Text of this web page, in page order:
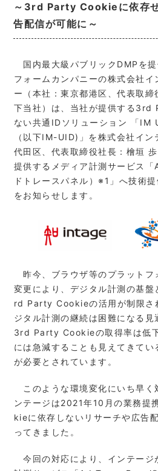
～3rd Party Cookieに依存
告配信が可能に～
国内最大級パブリックDMPを提
フォームカンパニーの株式会社イ
ー（本社：東京都港区、代表取締
下当社）は、当社が提供する
ない共通IDソリューション 「
（以下IM-UID)」を株式会社イ
代田区、代表取締役社長：檜垣
提供するメディア計測サービス
ドトレースパネル）※1」へ技術
をお知らせします。
昨今、ブラウザ等のプラットフ
変更により、デジタル計測の基
rd Party Cookieの活用が制限さ
ジタル計測の継続は困難になる見
3rd Party Cookieの取得率は低
には急減することも見えてきて
が必要とされています。
このような環境変化にいち早く
ンテージは2021年10月の業務
kieに依存しないリサーチや広告
ってきました。
今回の対応により、インテージ